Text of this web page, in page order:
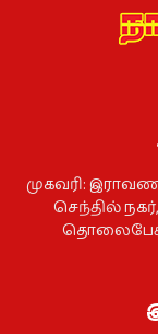
முகவரி:
செந்தில்
தொலைபேசி: